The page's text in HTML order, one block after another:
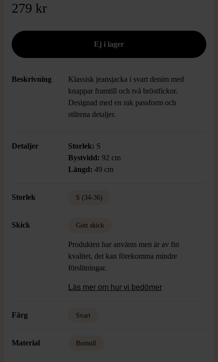
279 kr
Beskrivning
Klassisk jeansjacka i svart denim med
knappar framtill och två bröstfickor.
Designad med en rak passform och
stilrena detaljer.
Detaljer Storlek: S
Bystvidd: 92 cm
Längd: 49 cm
Storlek S (34-36)
Skick Gott skick
Produkten har använts men är av fin
kvalitet, det kan förekomma mindre
förslitningar.
Läs mer om hur vi bedömer
Färg Svart
Material Bomull